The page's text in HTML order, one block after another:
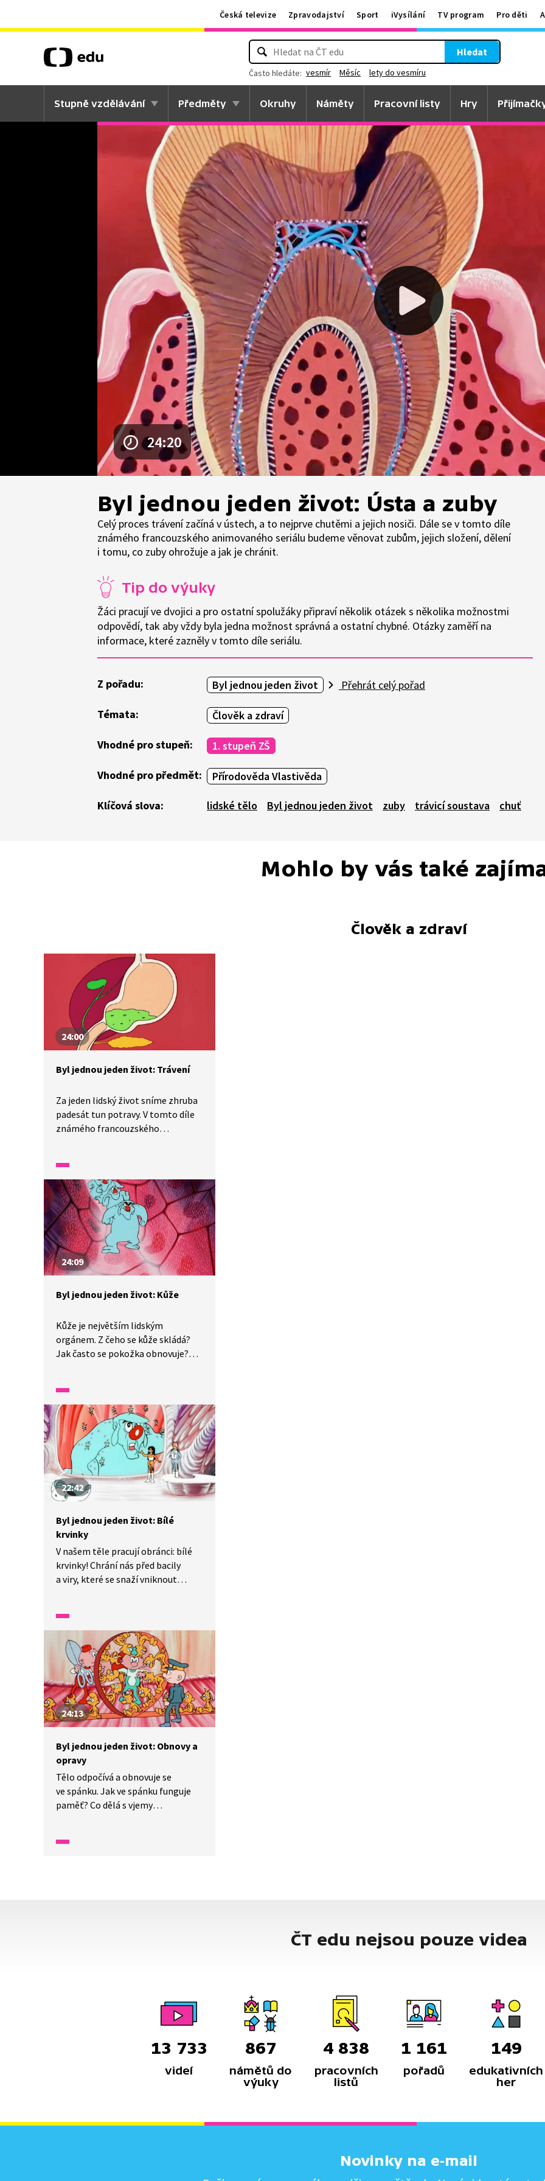
Česká televize Zpravodajství Sport iVysílání TV program Pro děti
Hledat
Často hledáte: vesmír Měsíc lety do vesmíru
Stupně vzdělávání Předměty Okruhy Náměty Pracovní listy Hry
24:20
Byl jednou jeden život: Ústa a zuby
Celý proces trávení začíná v ústech, a to nejprve chutěmi a jejich nosiči. Dále se v tomto díle
známého francouzského animovaného seriálu budeme věnovat zubům, jejich složení, dělení
i tomu, co zuby ohrožuje a jak je chránit.
Tip do výuky
Žáci pracují ve dvojici a pro ostatní spolužáky připraví několik otázek s několika možnostmi
odpovědí, tak aby vždy byla jedna možnost správná a ostatní chybné. Otázky zaměří na
informace, které zazněly v tomto díle seriálu.
Z pořadu: Byl jednou jeden život Přehrát celý pořad
Témata: Člověk a zdraví
Vhodné pro stupeň: 1. stupeň ZŠ
Vhodné pro předmět: Přírodověda Vlastivěda
Klíčová slova: lidské tělo Byl jednou jeden život zuby trávicí soustava chuť
Mohlo by vás také
Člověk a zdraví
24:00
Byl jednou jeden život: Trávení
Za jeden lidský život sníme zhruba
padesát tun potravy. V tomto díle
známého francouzského
od žvýkacích svalů. Jak dále putuje
strava lidským tělem a co všechno
se během tohoto procesu děje?
Pojďme to zjistit.
24:09
Byl jednou jeden život: Kůže
Kůže je největším lidským
orgánem. Z čeho se kůže skládá?
Jak často se pokožka obnovuje?
i další otázky najdete v tomto díle
známého francouzského
animovaného seriálu. Tak pojďme
na to.
22:42
Byl jednou jeden život: Bílé
krvinky
V našem těle pracují obránci: bílé
krvinky! Chrání nás před bacily
a viry, které se snaží vniknout
nemocem a kdo všechno mu
24:13
Byl jednou jeden život: Obnovy a
opravy
Tělo odpočívá a obnovuje se
ve spánku. Jak ve spánku funguje
paměť? Co dělá s vjemy
v těle potřeba něco narychlo
ČT edu nejsou pouze videa
13 733
videí
867
námětů do
výuky
4 838
pracovních
listů
1 161
pořadů
149
edukativních
her
Novinky na e-mail